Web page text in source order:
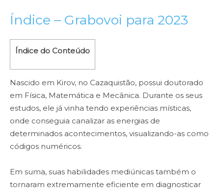
Índice – Grabovoi para 2023
Índice do Conteúdo
Nascido em Kirov, no Cazaquistão, possui doutorado
em Física, Matemática e Mecânica. Durante os seus
estudos, ele já vinha tendo experiências místicas,
onde conseguia canalizar as energias de
determinados acontecimentos, visualizando-as como
códigos numéricos.
Em suma, suas habilidades mediúnicas também o
tornaram extremamente eficiente em diagnosticar